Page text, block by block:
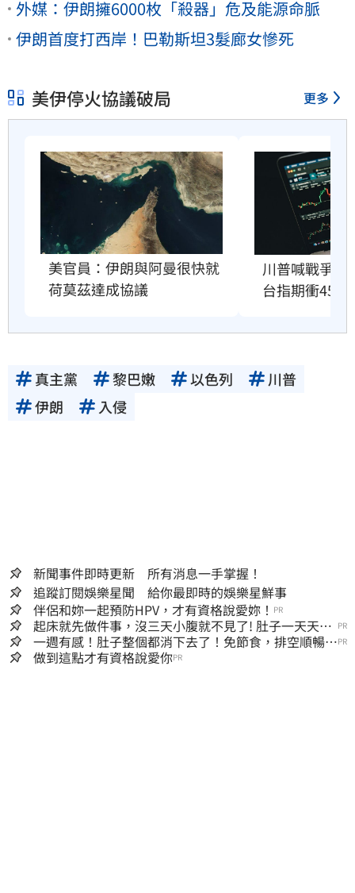
外媒：伊朗擁6000枚「殺器」危及能源命脈
伊朗首度打西岸！巴勒斯坦3髮廊女慘死
美伊停火協議破局 更多
美官員：伊朗與阿曼很快就
荷莫茲達成協議
川普喊戰爭快
台指期衝
真主黨 黎巴嫩 以色列
川普
伊朗
入侵
新聞事件即時更新 所有消息一手掌握！
追蹤訂閱娛樂星聞 給你最即時的娛樂星鮮事
伴侶和妳一起預防HPV，才有資格說愛妳！ PR
起床就先做件事，沒三天小腹就不見了! 肚子一天天變
小！
PR
一週有感！肚子整個都消下去了！免節食，排空順暢就
夠
PR
做到這點才有資格說愛你PR